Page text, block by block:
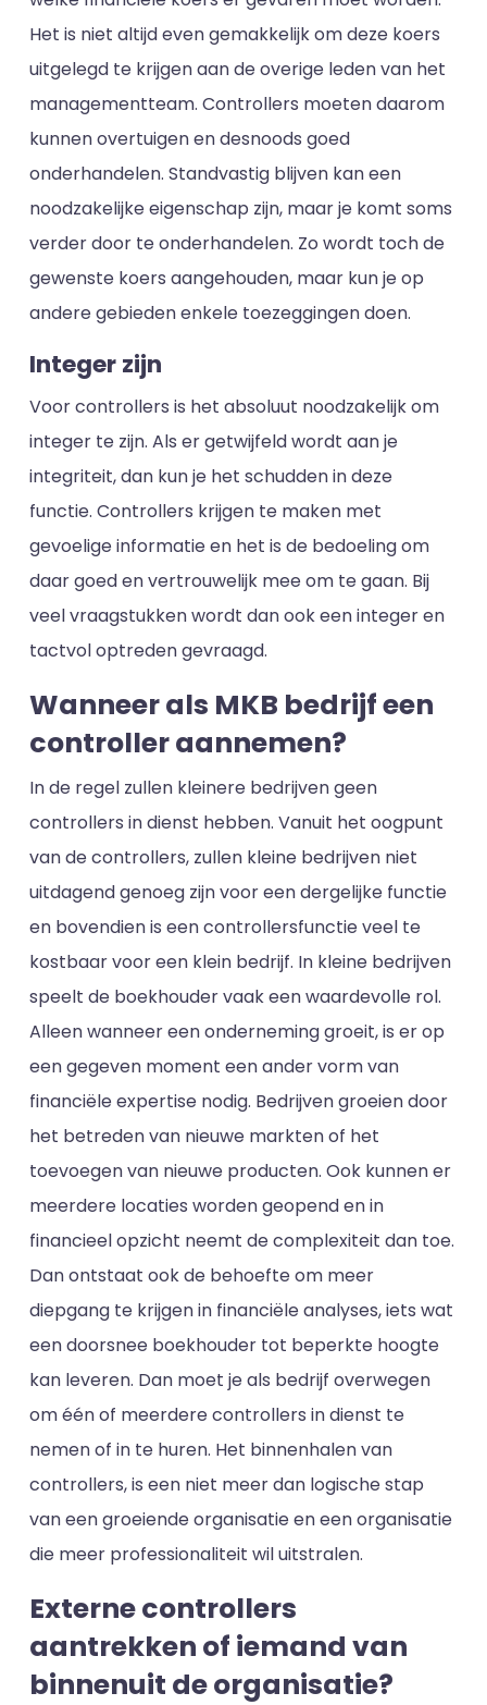
Het is niet altijd even gemakkelijk om deze koers
uitgelegd te krijgen aan de overige leden van het
managementteam. Controllers moeten daarom
kunnen overtuigen en desnoods goed
onderhandelen. Standvastig blijven kan een
noodzakelijke eigenschap zijn, maar je komt soms
verder door te onderhandelen. Zo wordt toch de
gewenste koers aangehouden, maar kun je op
andere gebieden enkele toezeggingen doen.
Integer zijn
Voor controllers is het absoluut noodzakelijk om
integer te zijn. Als er getwijfeld wordt aan je
integriteit, dan kun je het schudden in deze
functie. Controllers krijgen te maken met
gevoelige informatie en het is de bedoeling om
daar goed en vertrouwelijk mee om te gaan. Bij
veel vraagstukken wordt dan ook een integer en
tactvol optreden gevraagd.
Wanneer als MKB bedrijf een
controller aannemen?
In de regel zullen kleinere bedrijven geen
controllers in dienst hebben. Vanuit het oogpunt
van de controllers, zullen kleine bedrijven niet
uitdagend genoeg zijn voor een dergelijke functie
en bovendien is een controllersfunctie veel te
kostbaar voor een klein bedrijf. In kleine bedrijven
speelt de boekhouder vaak een waardevolle rol.
Alleen wanneer een onderneming groeit, is er op
een gegeven moment een ander vorm van
financiële expertise nodig. Bedrijven groeien door
het betreden van nieuwe markten of het
toevoegen van nieuwe producten. Ook kunnen er
meerdere locaties worden geopend en in
financieel opzicht neemt de complexiteit dan toe.
Dan ontstaat ook de behoefte om meer
diepgang te krijgen in financiële analyses, iets wat
een doorsnee boekhouder tot beperkte hoogte
kan leveren. Dan moet je als bedrijf overwegen
om één of meerdere controllers in dienst te
nemen of in te huren. Het binnenhalen van
controllers, is een niet meer dan logische stap
van een groeiende organisatie en een organisatie
die meer professionaliteit wil uitstralen.
Externe controllers
aantrekken of iemand van
binnenuit de organisatie?